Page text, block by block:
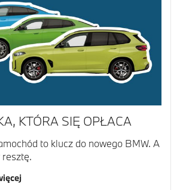
KTÓRA SIĘ OPŁACA
to klucz do nowego BMW. A